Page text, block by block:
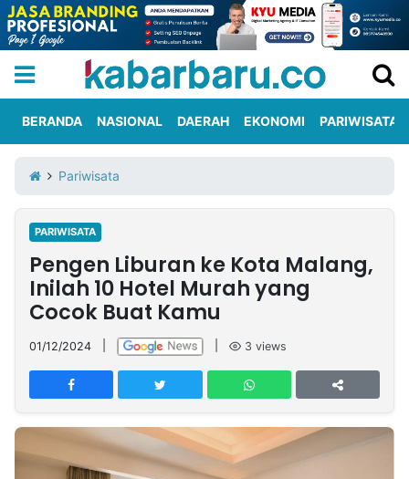
Iklan
Berita
Kami
Nasional
International
Olahraga
Entertainment
Daerah
Pariwisata
Kuliner
Kolom
Network
PT
TREETAN
INDONESIA
BERANDA NASIONAL DAERAH EKONOMI PARIWISATA
Pariwisata
PARIWISATA
Pengen Liburan ke Kota Malang,
Inilah 10 Hotel Murah yang
Cocok Buat Kamu
01/12/2024 3 views